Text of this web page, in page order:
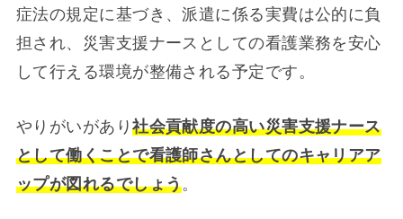
症法の規定に基づき、派遣に係る実費は公的に負
担され、災害支援ナースとしての看護業務を安心
して行える環境が整備される予定です。
やりがいがあり社会貢献度の高い災害支援ナース
として働くことで看護師さんとしてのキャリアア
ップが図れるでしょう。